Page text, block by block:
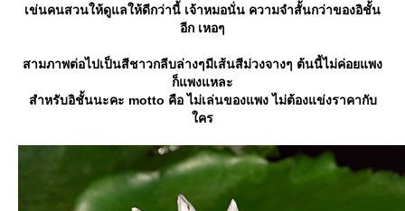
เข่นคนสวนให้ดูแลให้ดีกว่านี้ เจ้าหมอนั่น ความจำสั้นกว่าของอิชั้น
อีก เหอๆ
สามภาพต่อไปเป็นสีชาวกลีบล่างๆมีเส้นสีม่วงจางๆ ต้นนี้ไม่ค่อยแพง
ก็แพงแหละ
สำหรับอิชั้นนะคะ motto คือ ไม่เล่นของแพง ไม่ต้องแข่งราคากับ
คร